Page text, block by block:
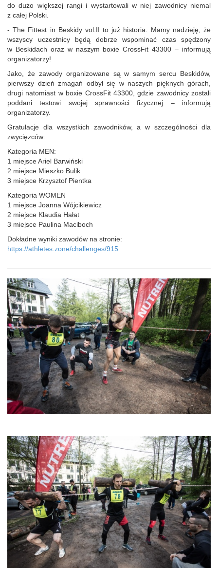
do dużo większej rangi i wystartowali w niej zawodnicy niemal
z całej Polski.
- The Fittest in Beskidy vol.II to już historia. Mamy nadzieję, że
wszyscy uczestnicy będą dobrze wspominać czas spędzony
w Beskidach oraz w naszym boxie CrossFit 43300 – informują
organizatorzy!
Jako, że zawody organizowane są w samym sercu Beskidów,
pierwszy dzień zmagań odbył się w naszych pięknych górach,
drugi natomiast w boxie CrossFit 43300, gdzie zawodnicy zostali
poddani testowi swojej sprawności fizycznej – informują
organizatorzy.
Gratulacje dla wszystkich zawodników, a w szczególności dla
zwycięzców:
Kategoria MEN:
1 miejsce Ariel Barwiński
2 miejsce Mieszko Bulik
3 miejsce Krzysztof Pientka
Kategoria WOMEN
1 miejsce Joanna Wójcikiewicz
2 miejsce Klaudia Hałat
3 miejsce Paulina Maciboch
Dokładne wyniki zawodów na stronie:
https://athletes.zone/challenges/915